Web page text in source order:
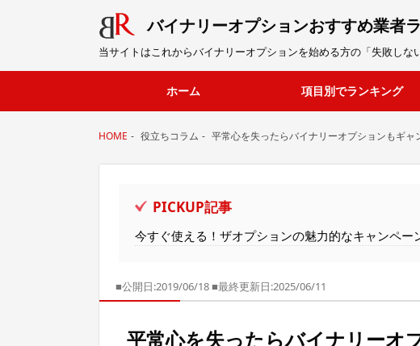
バイナリーオプションおすすめ業者
当サイトはこれからバイナリーオプションを始める方の「失敗しな
ホーム 項目別でランキング
HOME 役立ちコラム 平常心を失ったらバイナリーオプションもギャ
PICKUP記事
今すぐ使える！ザオプションの魅力的なキャンペー
■公開日:2019/06/18■最終更新日:2025/06/11
平常心を失ったらバイナリーオ